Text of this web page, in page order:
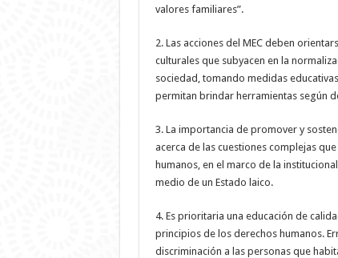
valores familiares”.
2. Las acciones del MEC deben
culturales que subyacen en la
sociedad, tomando medidas
permitan brindar herramientas según
3. La importancia de promover y
acerca de las cuestiones complejas
humanos, en el marco de la
medio de un Estado laico.
4. Es prioritaria una educación de
principios de los derechos humanos.
discriminación a las personas que